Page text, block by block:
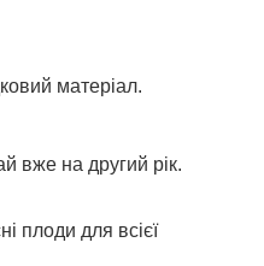
матеріал.
вже на другий рік.
плоди для всієї